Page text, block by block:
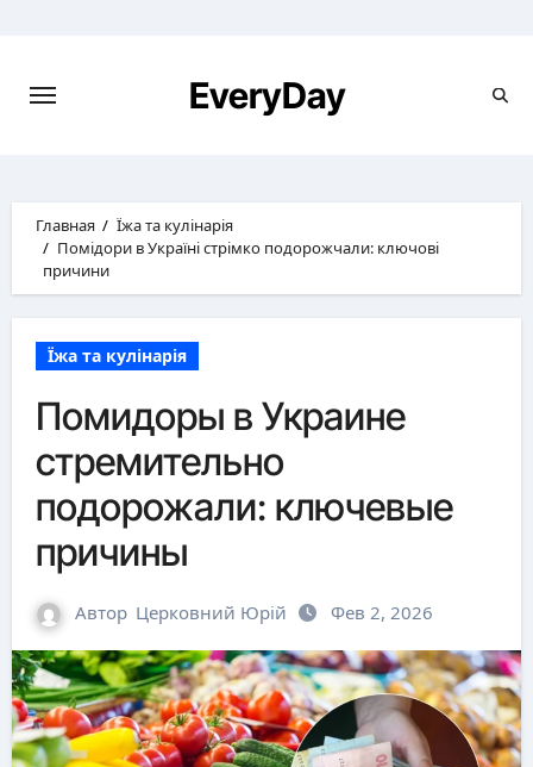
EveryDay
Главная
Їжа та кулінарія
Помідори в Україні стрімко подорожчали: ключові
причини
Їжа та кулінарія
Помидоры в Украине
стремительно
подорожали: ключевые
причины
Автор Церковний Юрій Фев 2, 2026